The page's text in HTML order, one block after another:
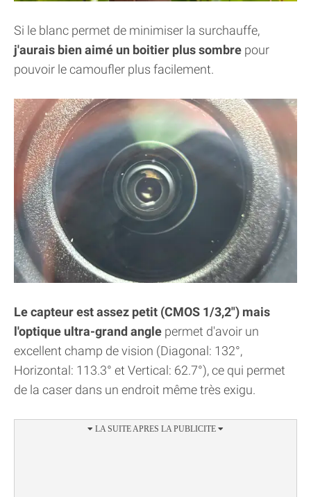
Si le blanc permet de minimiser la surchauffe,
j'aurais bien aimé un boitier plus sombre pour
pouvoir le camoufler plus facilement.
Le capteur est assez petit (CMOS 1/3,2") mais
l'optique ultra-grand angle permet d'avoir un
excellent champ de vision (Diagonal: 132°,
Horizontal: 113.3° et Vertical: 62.7°), ce qui permet
de la caser dans un endroit même très exigu.